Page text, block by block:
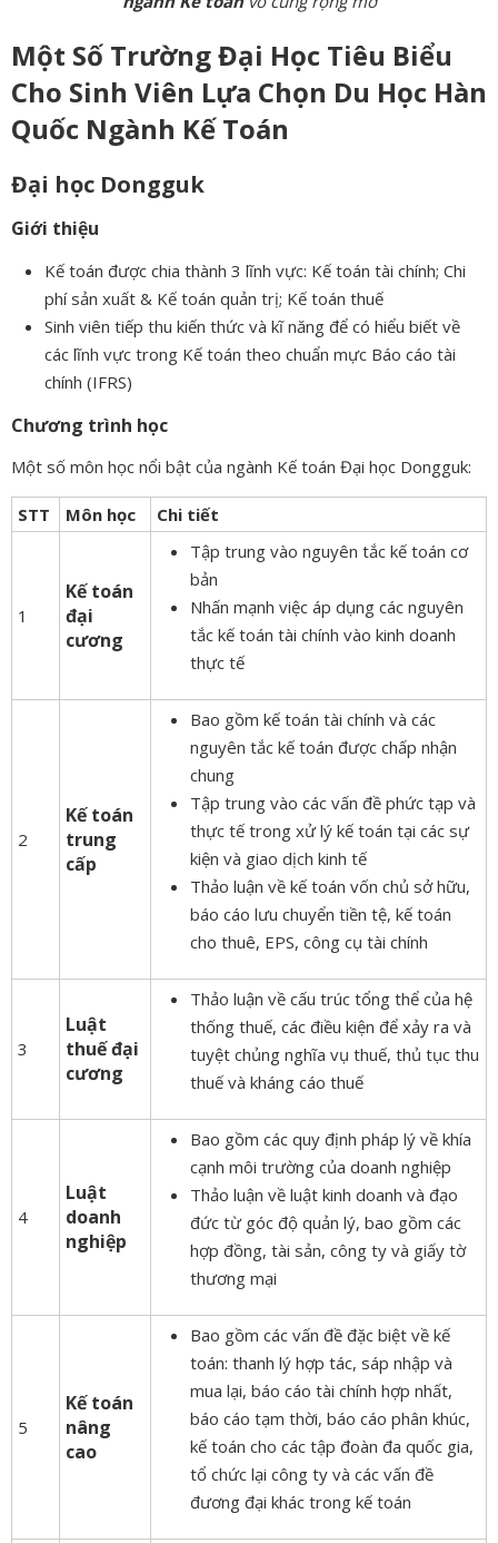
Một Số Trường Đại Học Tiêu Biểu
Cho Sinh Viên Lựa Chọn Du Học Hàn
Quốc Ngành Kế Toán
Đại học Dongguk
Giới thiệu
Kế toán được chia thành 3 lĩnh vực: Kế toán tài chính; Chi
phí sản xuất & Kế toán quản trị; Kế toán thuế
Sinh viên tiếp thu kiến thức và kĩ năng để có hiểu biết về
các lĩnh vực trong Kế toán theo chuẩn mực Báo cáo tài
chính (IFRS)
Chương trình học
Một số môn học nổi bật của ngành Kế toán Đại học Dongguk:
STT Môn học Chi tiết
1
Kế toán
đại
cương
Tập trung vào nguyên tắc kế toán cơ
bản
Nhấn mạnh việc áp dụng các nguyên
tắc kế toán tài chính vào kinh doanh
thực tế
2
Kế toán
trung
cấp
Bao gồm kế toán tài chính và các
nguyên tắc kế toán được chấp nhận
chung
Tập trung vào các vấn đề phức tạp và
thực tế trong xử lý kế toán tại các sự
kiện và giao dịch kinh tế
Thảo luận về kế toán vốn chủ sở hữu,
báo cáo lưu chuyển tiền tệ, kế toán
cho thuê, EPS, công cụ tài chính
3
Luật
thuế đại
cương
Thảo luận về cấu trúc tổng thể của hệ
thống thuế, các điều kiện để xảy ra và
tuyệt chủng nghĩa vụ thuế, thủ tục thu
thuế và kháng cáo thuế
4
Luật
doanh
nghiệp
Bao gồm các quy định pháp lý về khía
cạnh môi trường của doanh nghiệp
Thảo luận về luật kinh doanh và đạo
đức từ góc độ quản lý, bao gồm các
hợp đồng, tài sản, công ty và giấy tờ
thương mại
5
Kế toán
nâng
cao
Bao gồm các vấn đề đặc biệt về kế
toán: thanh lý hợp tác, sáp nhập và
mua lại, báo cáo tài chính hợp nhất,
báo cáo tạm thời, báo cáo phân khúc,
kế toán cho các tập đoàn đa quốc gia,
tổ chức lại công ty và các vấn đề
đương đại khác trong kế toán